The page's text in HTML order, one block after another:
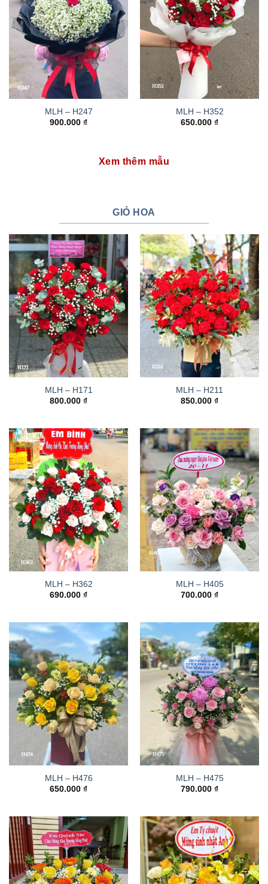
MLH – H247
900.000 ₫
MLH – H352
650.000 ₫
Xem thêm mẫu
GIỎ HOA
MLH – H171
800.000 ₫
MLH – H211
850.000 ₫
MLH – H362
690.000 ₫
MLH – H405
700.000 ₫
MLH – H476
650.000 ₫
MLH – H475
790.000 ₫